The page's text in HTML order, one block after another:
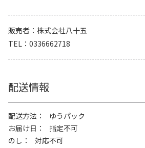
販売者
株式会社八十五
TEL
0336662718
配送情報
配送方法
ゆうパック
お届け日
指定不可
のし
対応不可